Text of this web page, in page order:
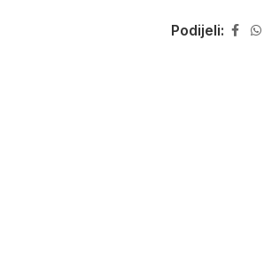
Podijeli: